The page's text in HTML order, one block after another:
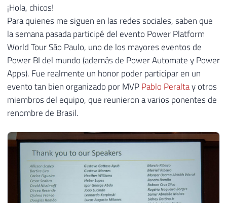
¡Hola, chicos!
Para quienes me siguen en las redes sociales, saben que
la semana pasada participé del evento Power Platform
World Tour São Paulo, uno de los mayores eventos de
Power BI del mundo (además de Power Automate y Power
Apps). Fue realmente un honor poder participar en un
evento tan bien organizado por MVPPablo Peraltay otros
miembros del equipo, que reunieron a varios ponentes de
renombre de Brasil.